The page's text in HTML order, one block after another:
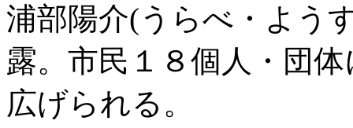
浦部陽介(うらべ・よう
露。市民１８個人・団
広げられる。